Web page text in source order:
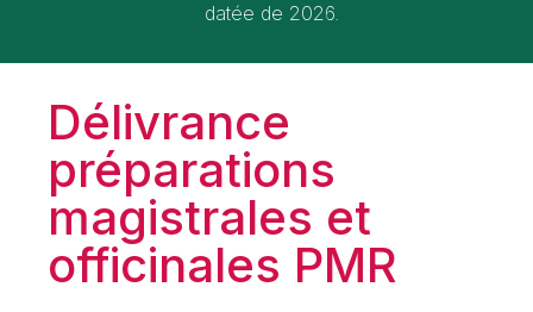
datée de 2026.
Délivrance
préparations
magistrales et
officinales PMR